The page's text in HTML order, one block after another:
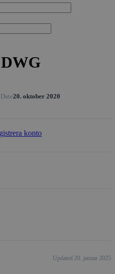
20. oktober 2020
konto
Updated 20. januar 2025